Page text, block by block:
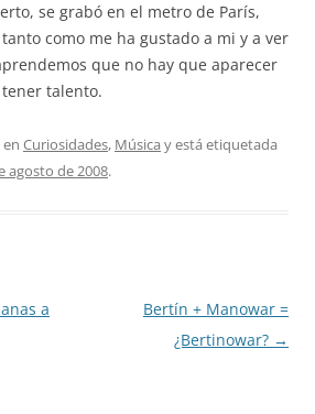
se grabó en el metro de París,
como me ha gustado a mi y a ver
que no hay que aparecer
talento.
Curiosidades, Música y está etiquetada
agosto de 2008.
a
Bertín + Manowar =
¿Bertinowar? →